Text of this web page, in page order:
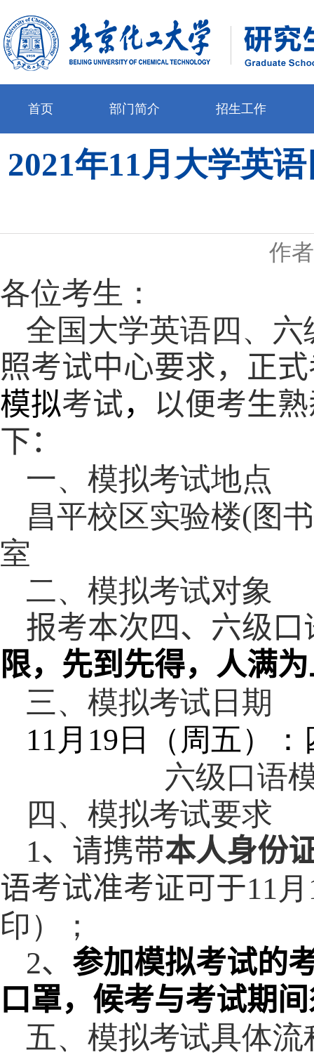
首页 部门简介 招生工作
2021年11月大学英
作
各位考生：
全国大学英语四、
照考试中心要求，正
模拟考试， 以便考生
下：
一、模拟考试地点
昌平校区实验楼(图
室
二、模拟考试对象
报考本次四、六级
限，先到先得，人满
三、模拟考试日期
11 月 19 日（周五）
六级口语
四、模拟考试要求
1、请携带本人身份
语考试准考证可于11 月
印）；
2、 参加模拟考试的
口罩，候考与考试期
五、模拟考试具体流